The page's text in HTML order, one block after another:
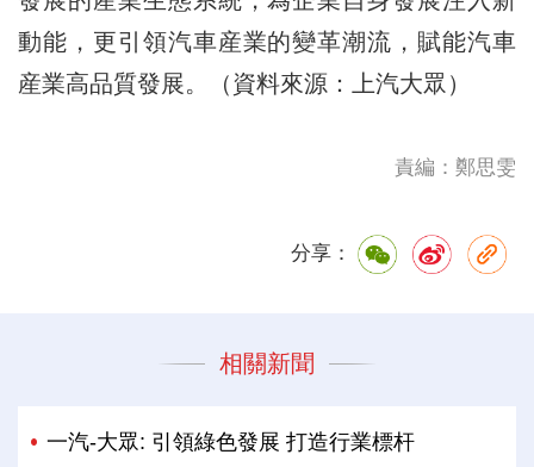
動能，更引領汽車産業的變革潮流，賦能汽車
産業高品質發展。（資料來源：上汽大眾）
責編：鄭思雯
分享：
相關新聞
一汽-大眾: 引領綠色發展 打造行業標杆